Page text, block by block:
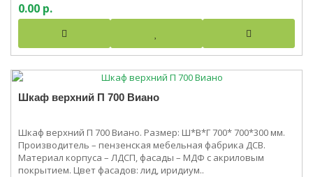
0.00 р.
Шкаф верхний П 700 Виано
Шкаф верхний П 700 Виано. Размер: Ш*В*Г 700* 700*300 мм.
Производитель – пензенская мебельная фабрика ДСВ.
Материал корпуса – ЛДСП, фасады – МДФ с акриловым
покрытием. Цвет фасадов: лид, иридиум..